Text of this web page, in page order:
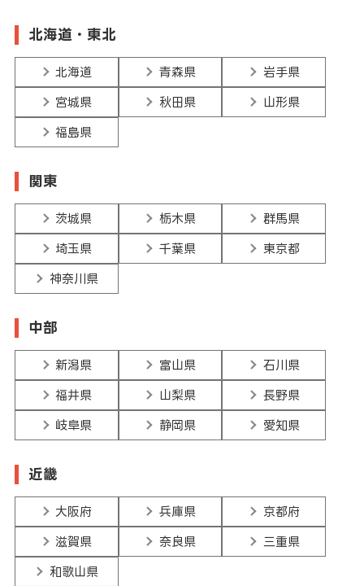
北海道・東北
北海道 青森県 岩手県
宮城県 秋田県 山形県
福島県
関東
茨城県 栃木県 群馬県
埼玉県 千葉県 東京都
神奈川県
中部
新潟県 富山県 石川県
福井県 山梨県 長野県
岐阜県 静岡県 愛知県
近畿
大阪府 兵庫県 京都府
滋賀県 奈良県 三重県
和歌山県